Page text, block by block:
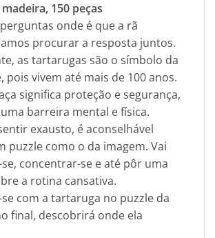
150 peças
onde é que a rã
procurar a resposta juntos.
as tartarugas são o símbolo da
pois vivem até mais de 100 anos.
significa proteção e segurança,
barreira mental e física.
exausto, é aconselhável
puzzle como o da imagem. Vai
concentrar-se e até pôr uma
a rotina cansativa.
com a tartaruga no puzzle da
final, descobrirá onde ela